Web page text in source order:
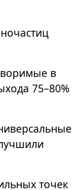
в
75–80%
точек